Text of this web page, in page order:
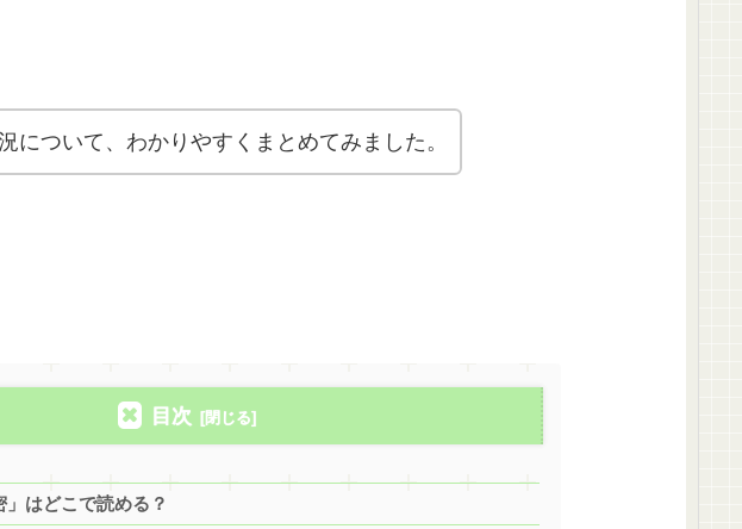
について、わかりやすくまとめてみました。
目次
」はどこで読める？